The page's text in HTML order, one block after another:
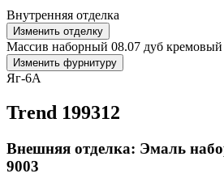
Внутренняя отделка
Изменить отделку
Массив наборный 08.07 дуб кремовый
Изменить фурнитуру
Яг-6А
Trend 199312
Внешняя отделка: Эмаль
9003